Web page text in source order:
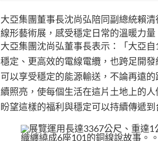
大亞集團董事長沈尚弘陪同副總統賴清
線形藝術展，感受穩定日常的溫暖力
大亞集團沈尚弘董事長表示：「大亞
穩定、更高效的電線電纜，也跨足開
可以享受穩定的能源輸送，不論再遠
續照亮，使每個生活在這片土地上的
盼望這樣的福利與穩定可以持續傳遞到